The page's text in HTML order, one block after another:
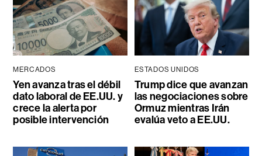
MERCADOS
Yen avanza tras el débil
dato laboral de EE.UU. y
crece la alerta por
posible intervención
ESTADOS UNIDOS
Trump dice que avanzan
las negociaciones sobre
Ormuz mientras Irán
evalúa veto a EE.UU.